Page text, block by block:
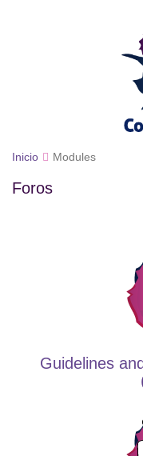
Inicio Modules
Foros
Guidelines